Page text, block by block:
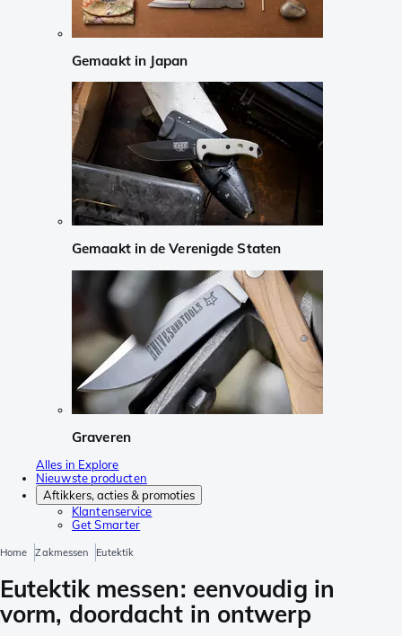
Gemaakt in Japan
Gemaakt in de Verenigde Staten
Graveren
Alles in Explore
Nieuwste producten
Aftikkers, acties & promoties
Klantenservice
Get Smarter
Home Zakmessen Eutektik
Eutektik messen: eenvoudig in
vorm, doordacht in ontwerp